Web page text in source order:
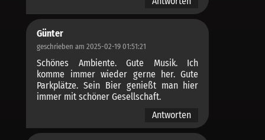
Günter
geschrieben am 2025-02-19 01:51:21
Schönes Ambiente. Gute Musik. Ich
komme immer wieder gerne her. Gute
Parkplätze. Sein Bier genießt man hier
immer mit schöner Gesellschaft.
Antworten